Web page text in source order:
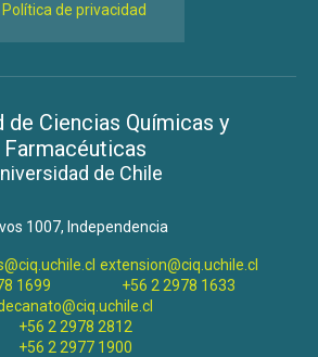
Política de privacidad
de Ciencias Químicas y
Farmacéuticas
de Chile
1007, Independencia
1699
extension@ciq.uchile.cl
+56 2 2978 1633
+56 2 2978 2812
+56 2 2977 1900